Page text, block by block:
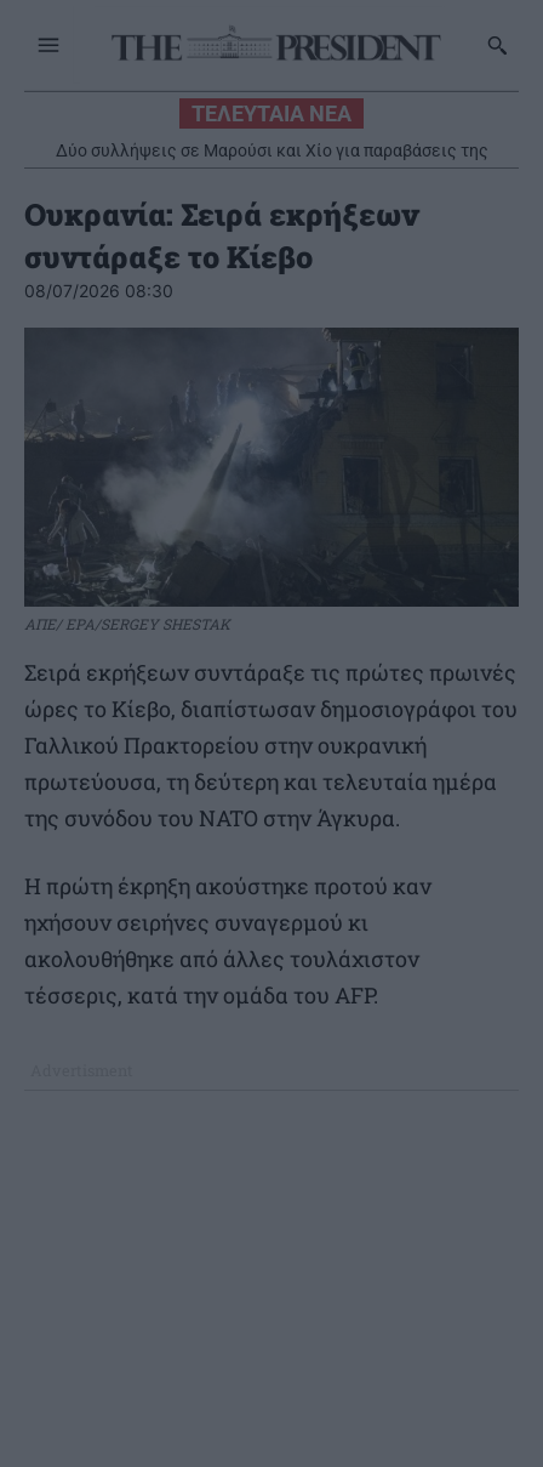
ΤΕΛΕΥΤΑΙΑ ΝΕΑ
Δύο συλλήψεις σε Μαρούσι και Χίο για παραβάσεις της
νομοθεσίας πυροπροστασίας και πρόκληση πυρκαγιών από
Ουκρανία: Σειρά εκρήξεων
συντάραξε το Κίεβο
08/07/2026 08:30
ΑΠΕ/ EPA/SERGEY SHESTAK
Σειρά εκρήξεων συντάραξε τις πρώτες πρωινές
ώρες το Κίεβο, διαπίστωσαν δημοσιογράφοι του
Γαλλικού Πρακτορείου στην ουκρανική
πρωτεύουσα, τη δεύτερη και τελευταία ημέρα
της συνόδου του NATO στην Άγκυρα.
Η πρώτη έκρηξη ακούστηκε προτού καν
ηχήσουν σειρήνες συναγερμού κι
ακολουθήθηκε από άλλες τουλάχιστον
τέσσερις, κατά την ομάδα του AFP.